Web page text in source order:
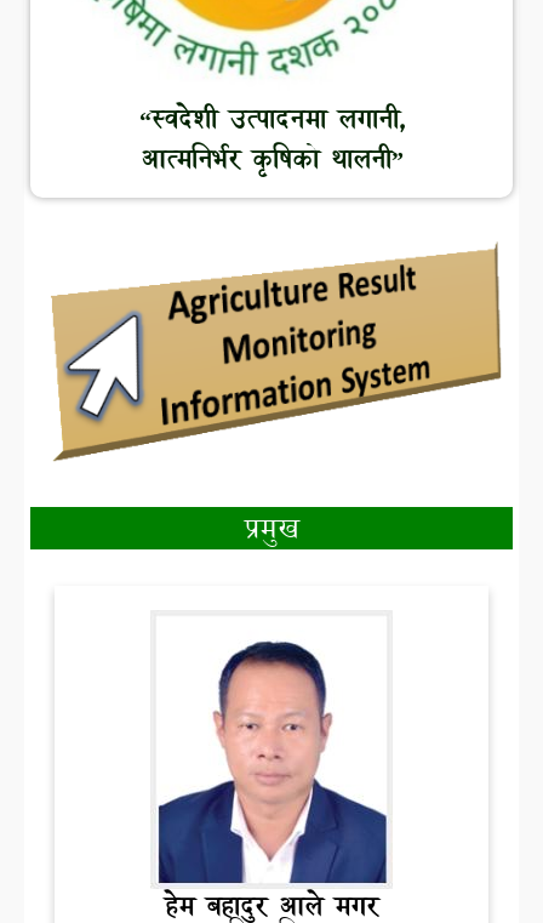
“स्वदेशी उत्पादनमा लगानी,
आत्मनिर्भर कृषिको थालनी”
प्रमुख
हेम बहादुर आले मगर